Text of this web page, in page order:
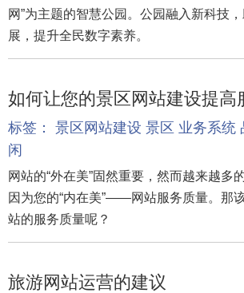
网”为主题的智慧公园。公园融入新科技
展，提升全民数字素养。
如何让您的景区网站建设提高
标签： 景区网站建设 景区 业务系统
闲
网站的“外在美”固然重要，然而越来越多
因为您的“内在美”——网站服务质量。那
站的服务质量呢？
旅游网站运营的建议